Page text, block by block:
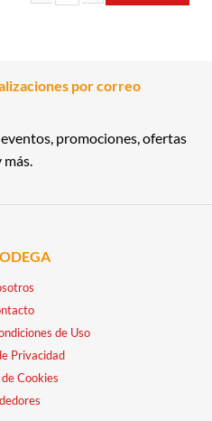
por correo
promociones, ofertas
más.
de Uso
Privacidad
Cookies